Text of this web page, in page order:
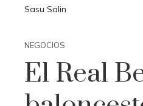
Sasu Salin
NEGOCIOS
El Real